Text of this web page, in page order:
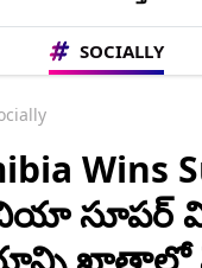
SOCIALLY
సూపర్